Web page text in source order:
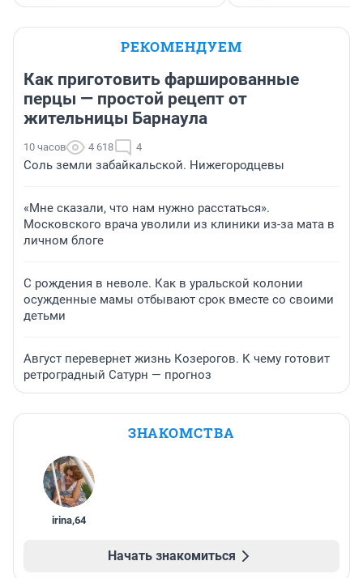
РЕКОМЕНДУЕМ
Как приготовить фаршированные
перцы — простой рецепт от
жительницы Барнаула
10 часов 4 618 4
Соль земли забайкальской. Нижегородцевы
«Мне сказали, что нам нужно расстаться».
Московского врача уволили из клиники из-за мата в
личном блоге
С рождения в неволе. Как в уральской колонии
осужденные мамы отбывают срок вместе со своими
детьми
Август перевернет жизнь Козерогов. К чему готовит
ретроградный Сатурн — прогноз
ЗНАКОМСТВА
irina,64
Начать знакомиться